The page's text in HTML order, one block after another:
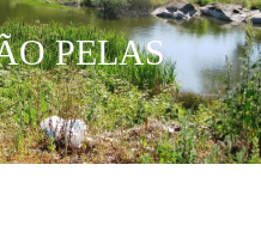
PELAS